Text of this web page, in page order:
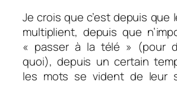
Je crois que c’est depuis que
multiplient, depuis que
« passer à la télé » (pour
quoi), depuis un certain
les mots se vident de leur